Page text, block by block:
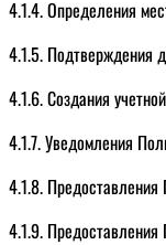
4.1.4. Определения
4.1.5. Подтверждения
4.1.6. Создания
4.1.7. Уведомления
4.1.8.
4.1.9.